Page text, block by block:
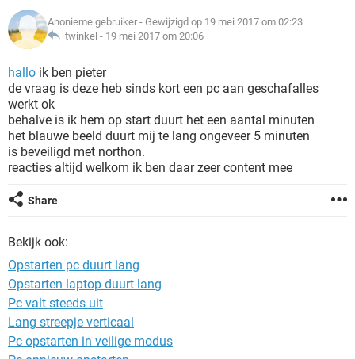
TIKTOK
GRATIS SNAPCHAT
TIKTOK
INSTAGRAM
NETFLIX CORONAVIRUS
GRATIS
TIKTOK
VIDEOBELLEN GAMES
INSTAGRAM
NETFLIX
GRATIS
TIKTOK
ARTIKELEN
VIDEOBELLEN
INSTAGRAM WINDOWS 10
NETFLIX CORONAVIRUS
GRATIS SNAPCHAT
TIKTOK
Anonieme gebruiker - Gewijzigd op 19 mei 2017 om 02:23
twinkel - 19 mei 2017 om 20:06
hallo ik ben pieter
de vraag is deze heb sinds kort een pc aan geschafalles
werkt ok
behalve is ik hem op start duurt het een aantal minuten
het blauwe beeld duurt mij te lang ongeveer 5 minuten
is beveiligd met northon.
reacties altijd welkom ik ben daar zeer content mee
Share
Bekijk ook:
Opstarten pc duurt lang
Opstarten laptop duurt lang
Pc valt steeds uit
Lang streepje verticaal
Pc opstarten in veilige modus